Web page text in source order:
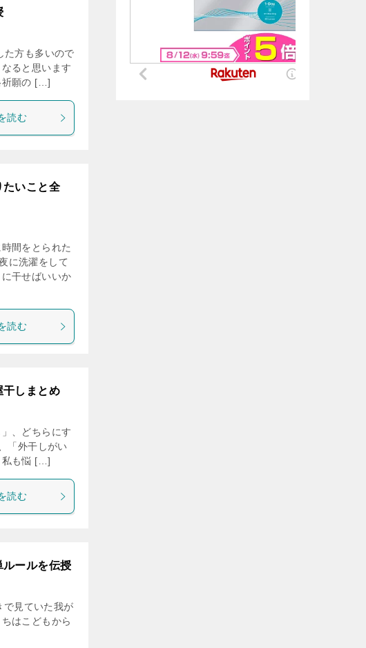
た方も多いので
ると思います
祈願の […]
読む
たいこと全
間をとられた
に洗濯をして
干せばいいか
読む
干しまとめ
、どちらにす
「外干しがい
私も悩 […]
読む
ルールを伝授
見ていた我が
はこどもから